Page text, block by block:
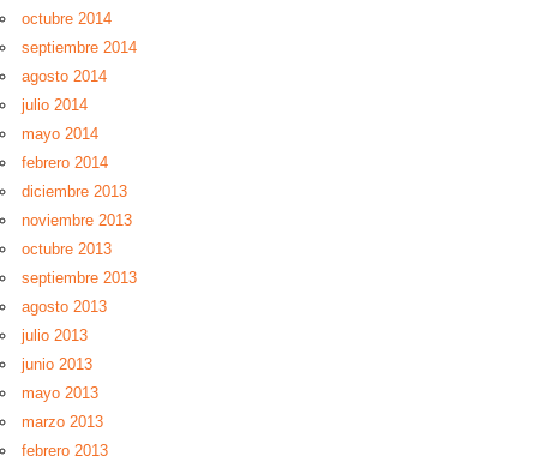
octubre 2014
septiembre 2014
agosto 2014
julio 2014
mayo 2014
febrero 2014
diciembre 2013
noviembre 2013
octubre 2013
septiembre 2013
agosto 2013
julio 2013
junio 2013
mayo 2013
marzo 2013
febrero 2013